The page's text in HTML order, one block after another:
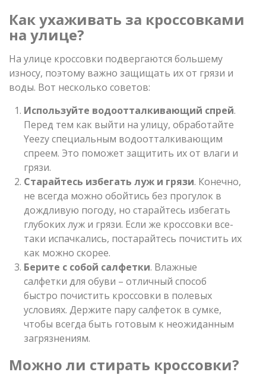
Как ухаживать за кроссовками
на улице?
На улице кроссовки подвергаются большему
износу, поэтому важно защищать их от грязи и
воды. Вот несколько советов:
Используйте водоотталкивающий спрей.
Перед тем как выйти на улицу, обработайте
Yeezy специальным водоотталкивающим
спреем. Это поможет защитить их от влаги и
грязи.
Старайтесь избегать луж и грязи. Конечно,
не всегда можно обойтись без прогулок в
дождливую погоду, но старайтесь избегать
глубоких луж и грязи. Если же кроссовки все-
таки испачкались, постарайтесь почистить их
как можно скорее.
Берите с собой салфетки. Влажные
салфетки для обуви – отличный способ
быстро почистить кроссовки в полевых
условиях. Держите пару салфеток в сумке,
чтобы всегда быть готовым к неожиданным
загрязнениям.
Можно ли стирать кроссовки?